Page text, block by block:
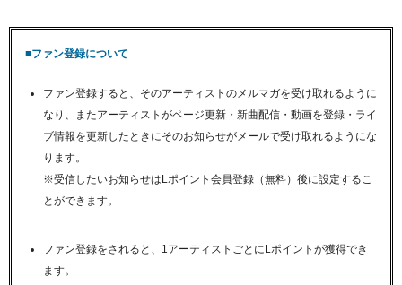
■ファン登録について
ファン登録すると、そのアーティストのメルマガを受け取れるように
なり、またアーティストがページ更新・新曲配信・動画を登録・ライ
ブ情報を更新したときにそのお知らせがメールで受け取れるようにな
ります。
※受信したいお知らせはLポイント会員登録（無料）後に設定するこ
とができます。
ファン登録をされると、1アーティストごとにLポイントが獲得でき
ます。